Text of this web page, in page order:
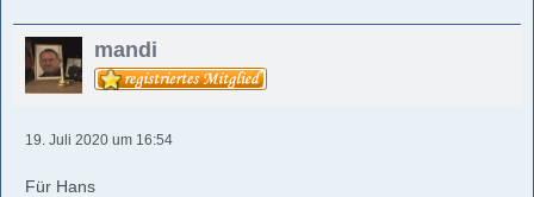
mandi
19. Juli 2020 um 16:54
Für Hans